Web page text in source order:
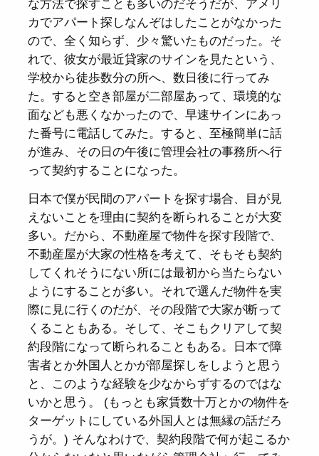
な方法で探すことも多いのだそうだが、アメリ
カでアパート探しなんぞはしたことがなかった
ので、全く知らず、少々驚いたものだった。そ
れで、彼女が最近貸家のサインを見たという、
学校から徒歩数分の所へ、数日後に行ってみ
た。すると空き部屋が二部屋あって、環境的な
面なども悪くなかったので、早速サインにあっ
た番号に電話してみた。すると、至極簡単に話
が進み、その日の午後に管理会社の事務所へ行
って契約することになった。
日本で僕が民間のアパートを探す場合、目が見
えないことを理由に契約を断られることが大変
多い。だから、不動産屋で物件を探す段階で、
不動産屋が大家の性格を考えて、そもそも契約
してくれそうにない所には最初から当たらない
ようにすることが多い。それで選んだ物件を実
際に見に行くのだが、その段階で大家が断って
くることもある。そして、そこもクリアして契
約段階になって断られることもある。日本で障
害者とか外国人とかが部屋探しをしようと思う
と、このような経験を少なからずするのではな
いかと思う。 (もっとも家賃数十万とかの物件を
ターゲットにしている外国人とは無縁の話だろ
うが。) そんなわけで、契約段階で何が起こるか